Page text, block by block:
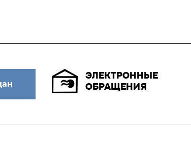
ЭЛЕКТРОННЫЕ
ОБРАЩЕНИЯ